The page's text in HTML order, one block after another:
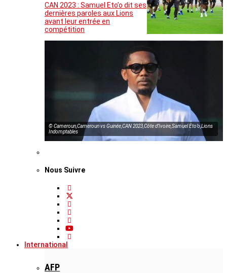
CAN 2023 : Samuel Eto’o dit ses
dernières paroles aux Lions
avant leur entrée en
compétition
© Cameroun,Cameroun vs Guinée,CAN 2023,Côte d’Ivoire,Samuel Eto’o,Lions
Indomptables
Nous Suivre
International
AFP